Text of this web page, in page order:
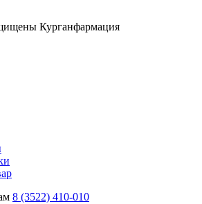
Курганфармация
8 (3522) 410-010